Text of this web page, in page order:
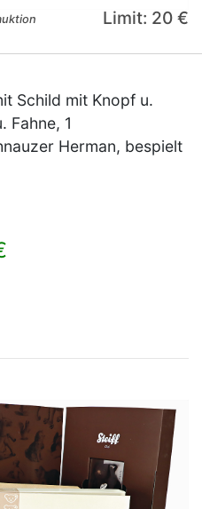
Limit: 20 €
Schild mit Knopf u.
Fahne, 1
Herman, bespielt